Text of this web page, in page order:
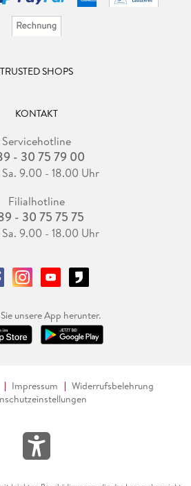
TRUSTED SHOPS
KONTAKT
Servicehotline
- 30 75 79 00
9.00 - 18.00 Uhr
Filialhotline
- 30 75 75 75
9.00 - 18.00 Uhr
unsere App herunter.
Impressum
Widerrufsbelehrung